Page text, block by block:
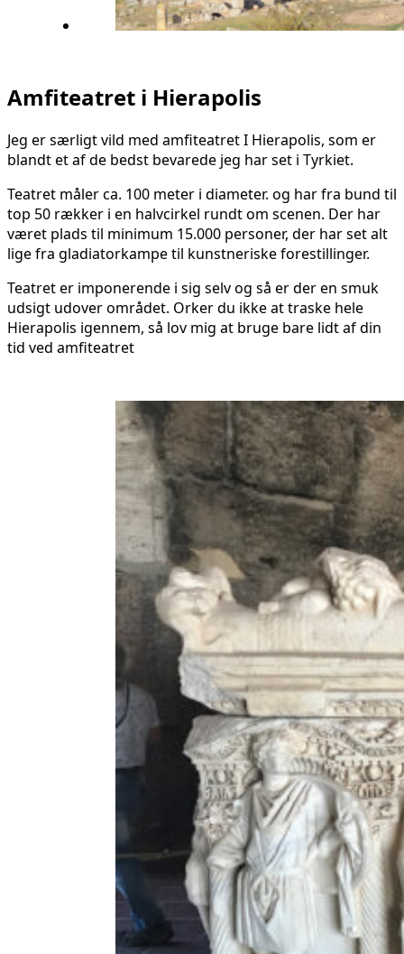
Amfiteatret i Hierapolis
Jeg er særligt vild med amfiteatret I Hierapolis, som er
blandt et af de bedst bevarede jeg har set i Tyrkiet.
Teatret måler ca. 100 meter i diameter. og har fra bund til
top 50 rækker i en halvcirkel rundt om scenen. Der har
været plads til minimum 15.000 personer, der har set alt
lige fra gladiatorkampe til kunstneriske forestillinger.
Teatret er imponerende i sig selv og så er der en smuk
udsigt udover området. Orker du ikke at traske hele
Hierapolis igennem, så lov mig at bruge bare lidt af din
tid ved amfiteatret